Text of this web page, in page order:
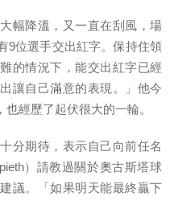
幅降溫，又一直在刮風，場
9位選手交出紅字。保持住領
的情況下，能交出紅字已經
讓自己滿意的表現。」他今
經歷了起伏很大的一輪。
分期待，表示自己向前任名
）請教過關於奧古斯塔球
議。「如果明天能最終贏下